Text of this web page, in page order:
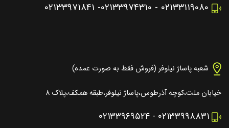
۰۲۱۳۳۱۱۹۰۸۰ - ۰۲۱۳۳۹۷۴۳۱۰- ۰۲۱۳۳۹۷۱۸۴۱
شعبه پاساژ نیلوفر (فروش فقط به صورت عمده)
خیابان ملت،کوچه آذرطوس،پاساژ نیلوفر،طبقه همکف،پلاک ۸
۰۲۱۳۳۹۹۸۸۳۱ - ۰۲۱۳۳۹۶۹۵۲۴